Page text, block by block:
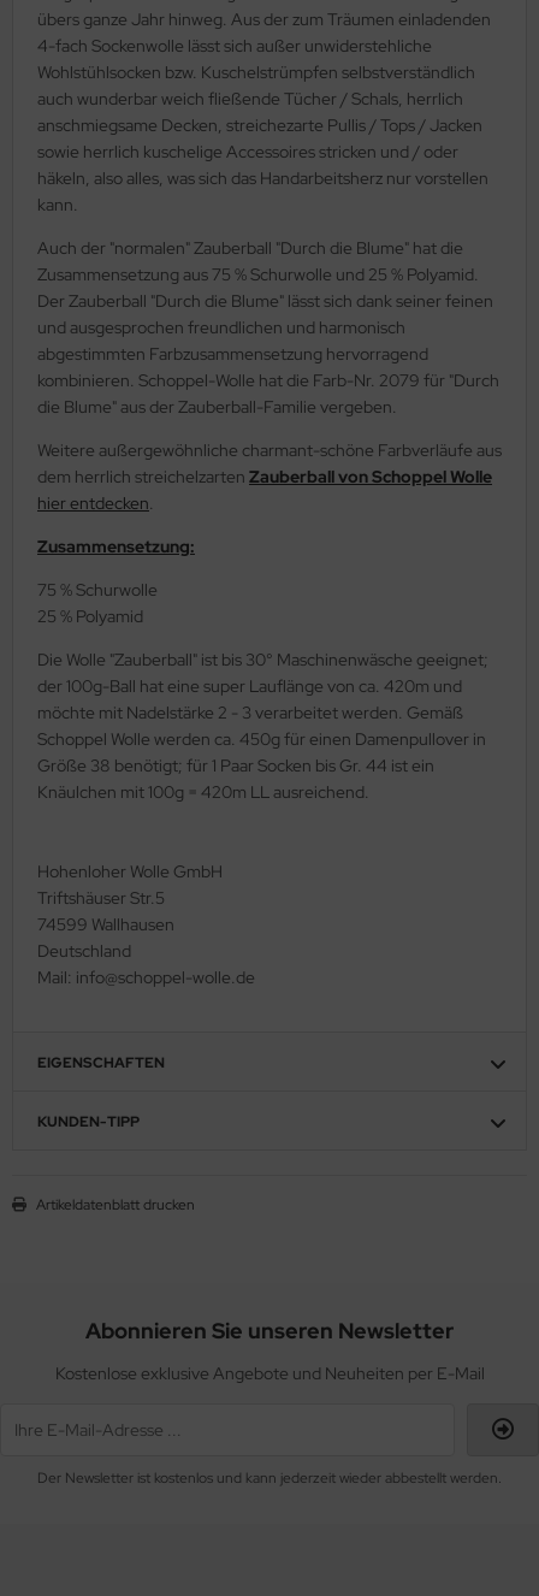
übers ganze Jahr hinweg. Aus der zum Träumen einladenden
4-fach Sockenwolle lässt sich außer unwiderstehliche
Wohlstühlsocken bzw. Kuschelstrümpfen selbstverständlich
auch wunderbar weich fließende Tücher / Schals, herrlich
anschmiegsame Decken, streichezarte Pullis / Tops / Jacken
sowie herrlich kuschelige Accessoires stricken und / oder
häkeln, also alles, was sich das Handarbeitsherz nur vorstellen
kann.
Auch der "normalen" Zauberball "Durch die Blume" hat die
Zusammensetzung aus 75 % Schurwolle und 25 % Polyamid.
Der Zauberball "Durch die Blume" lässt sich dank seiner feinen
und ausgesprochen freundlichen und harmonisch
abgestimmten Farbzusammensetzung hervorragend
kombinieren. Schoppel-Wolle hat die Farb-Nr. 2079 für "Durch
die Blume" aus der Zauberball-Familie vergeben.
Weitere außergewöhnliche charmant-schöne Farbverläufe aus
dem herrlich streichelzarten Zauberball von Schoppel Wolle
hier entdecken.
Zusammensetzung:
75 % Schurwolle
25 % Polyamid
Die Wolle "Zauberball" ist bis 30° Maschinenwäsche geeignet;
der 100g-Ball hat eine super Lauflänge von ca. 420m und
möchte mit Nadelstärke 2 - 3 verarbeitet werden. Gemäß
Schoppel Wolle werden ca. 450g für einen Damenpullover in
Größe 38 benötigt; für 1 Paar Socken bis Gr. 44 ist ein
Knäulchen mit 100g = 420m LL ausreichend.
Hohenloher Wolle GmbH
Triftshäuser Str.5
74599 Wallhausen
Deutschland
Mail: info@schoppel-wolle.de
EIGENSCHAFTEN
KUNDEN-TIPP
Artikeldatenblatt drucken
Abonnieren Sie unseren Newsletter
Kostenlose exklusive Angebote und Neuheiten per E-Mail
Der Newsletter ist kostenlos und kann jederzeit wieder abbestellt werden.